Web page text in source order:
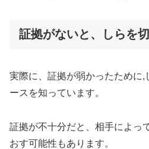
証拠がないと、しらを
実際に、証拠が弱かったために,
ースを知っています。
証拠が不十分だと、相手によっ
おす可能性もあります。